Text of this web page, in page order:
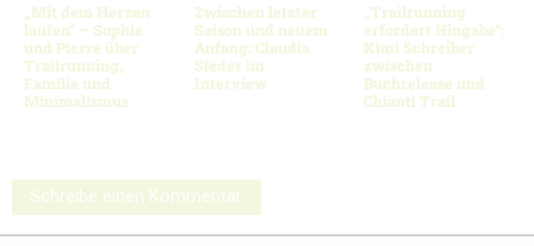
„Mit dem Herzen
laufen“ – Sophie
und Pierre über
Trailrunning,
Familie und
Minimalismus
Zwischen letzter
Saison und neuem
Anfang: Claudia
Sieder im
Interview
„Trailrunning
erfordert Hingabe“:
Kimi Schreiber
zwischen
Buchrelease und
Chianti Trail
Schreibe einen Kommentar